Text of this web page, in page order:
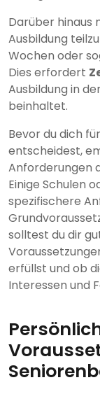
Darüber hinaus
Ausbildung
Wochen oder
Dies erfordert
Ausbildung in
beinhaltet.
Bevor du dich
entscheidest,
Anforderungen
Einige Schulen
spezifischere
solltest du dir
erfüllst und ob
Interessen und